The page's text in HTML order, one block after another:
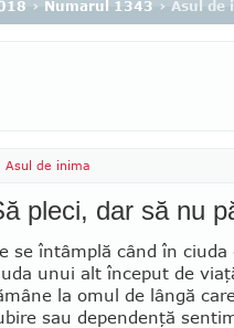
› Numarul 1343 › Asul de
Asul de inima
pleci, dar să nu
se întâmplă când în
unui alt început de
la omul de lângă
sau dependenţă